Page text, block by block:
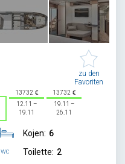
zu den
Favoriten
13732
12.11 –
19.11
13732
19.11 –
26.11
Kojen: 6
Toilette: 2